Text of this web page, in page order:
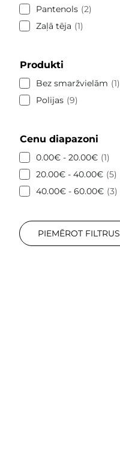
Pantenols 2
Zaļā tēja
1
Produkti
Bez smaržvielām
1
Polijas 9
Cenu diapazoni
0.00€ - 20.00€ 1
20.00€ - 40.00€ 5
40.00€ - 60.00€ 3
PIEMĒROT FILTRUS